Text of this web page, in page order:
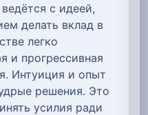
с идеей,
делать вклад в
легко
и прогрессивная
Интуиция и опыт
решения. Это
усилия ради